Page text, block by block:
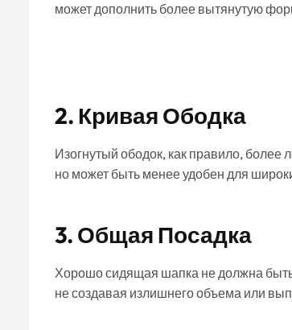
может дополнить более вытянутую
2. Кривая Ободка
Изогнутый ободок, как правило, более
но может быть менее удобен для
3. Общая Посадка
Хорошо сидящая шапка не должна
не создавая излишнего объема или